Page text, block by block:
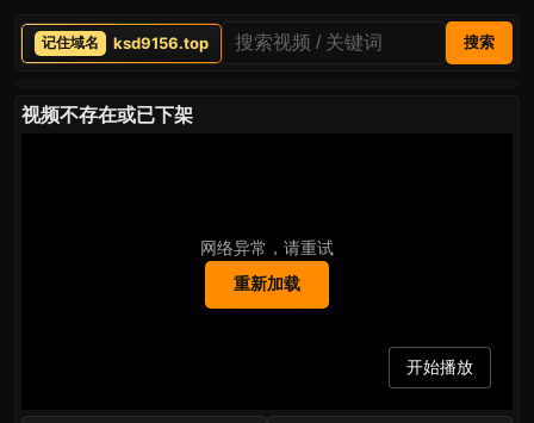
ksd9156.top 搜索
视频不存在或已下架
网络异常，请重试
重新加载
开始播放